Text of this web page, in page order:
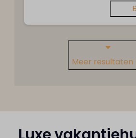
Meer resultaten